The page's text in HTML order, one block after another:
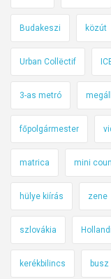
Budakeszi közút
Urban Collëctif
3-as metró
főpolgármester
matrica mini
hülye kiírás zene
szlovákia
kerékbilincs busz